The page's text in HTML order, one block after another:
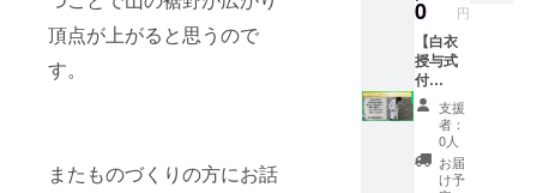
頂点が上がると思うので
す。
またものづくりの方にお話
に順番
に実験
を披露
してい
ただき
ます。
※集合時
間・解
散時間
ク ・ベ
ンゼン
柄ver1.
パープ
ル ・ベ
ンゼン
柄ver1.
ホワイ
ト ・ベ
くられ
先生の
ご協力
により
叶いま
した。
使用済
みのた
め汚れ
0 円
【白衣
授与式
付
き！】
元気先
生が
使って
いた白
支援
者：
0人
お届
け予